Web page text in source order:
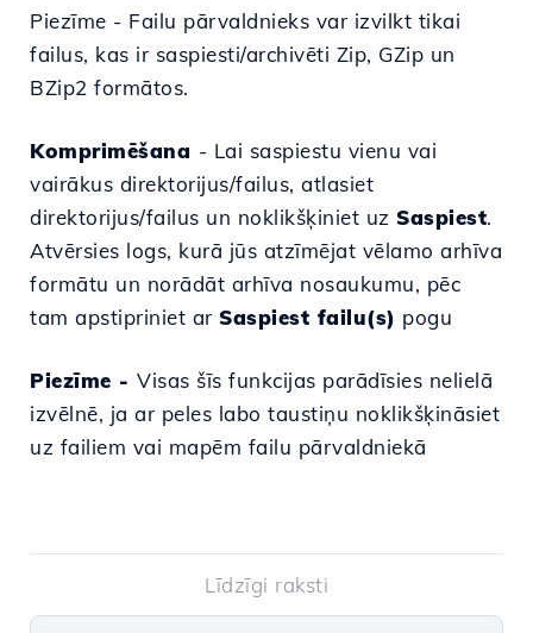
Piezīme - Failu pārvaldnieks var izvilkt tikai
failus, kas ir saspiesti/archivēti Zip, GZip un
BZip2 formātos.
Komprimēšana - Lai saspiestu vienu vai
vairākus direktorijus/failus, atlasiet
direktorijus/failus un noklikšķiniet uz Saspiest.
Atvērsies logs, kurā jūs atzīmējat vēlamo arhīva
formātu un norādāt arhīva nosaukumu, pēc
tam apstipriniet ar Saspiest failu(s) pogu
Piezīme - Visas šīs funkcijas parādīsies nelielā
izvēlnē, ja ar peles labo taustiņu noklikšķināsiet
uz failiem vai mapēm failu pārvaldniekā
Līdzīgi raksti